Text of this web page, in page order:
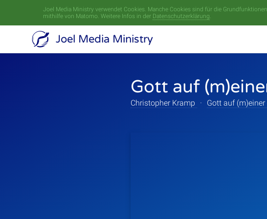
Joel Media Ministry verwendet Cookies. Manche Cookies sind für die
mithilfe von Matomo. Weitere Infos in der Datenschutzerklärung.
Joel Media Ministry
Gott auf
Christopher Kramp · Gott auf (m)einer